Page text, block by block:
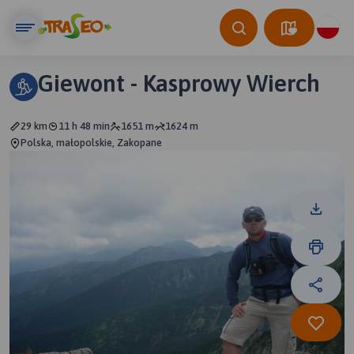
Giewont - Kasprowy Wierch
29 km 11 h 48 min 1651 m
1624 m
Polska, małopolskie, Zakopane